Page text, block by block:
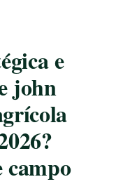
e
john
campo